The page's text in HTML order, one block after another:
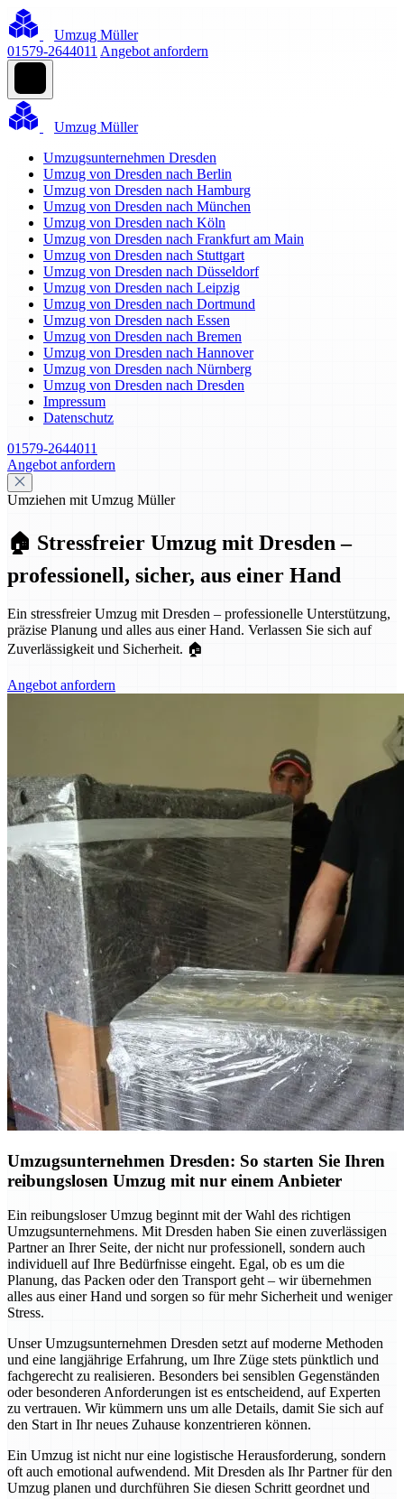
Umzug Müller
01579-2644011 Angebot anfordern
Umzug Müller
Umzugsunternehmen Dresden
Umzug von Dresden nach Berlin
Umzug von Dresden nach Hamburg
Umzug von Dresden nach München
Umzug von Dresden nach Köln
Umzug von Dresden nach Frankfurt am Main
Umzug von Dresden nach Stuttgart
Umzug von Dresden nach Düsseldorf
Umzug von Dresden nach Leipzig
Umzug von Dresden nach Dortmund
Umzug von Dresden nach Essen
Umzug von Dresden nach Bremen
Umzug von Dresden nach Hannover
Umzug von Dresden nach Nürnberg
Umzug von Dresden nach Dresden
Impressum
Datenschutz
01579-2644011
Angebot anfordern
Umziehen mit Umzug Müller
🏠 Stressfreier Umzug mit Dresden –
professionell, sicher, aus einer Hand
Ein stressfreier Umzug mit Dresden – professionelle Unterstützung,
präzise Planung und alles aus einer Hand. Verlassen Sie sich auf
Zuverlässigkeit und Sicherheit. 🏠
Angebot anfordern
Umzugsunternehmen Dresden: So starten Sie Ihren
reibungslosen Umzug mit nur einem Anbieter
Ein reibungsloser Umzug beginnt mit der Wahl des richtigen
Umzugsunternehmens. Mit Dresden haben Sie einen zuverlässigen
Partner an Ihrer Seite, der nicht nur professionell, sondern auch
individuell auf Ihre Bedürfnisse eingeht. Egal, ob es um die
Planung, das Packen oder den Transport geht – wir übernehmen
alles aus einer Hand und sorgen so für mehr Sicherheit und weniger
Stress.
Unser Umzugsunternehmen Dresden setzt auf moderne Methoden
und eine langjährige Erfahrung, um Ihre Züge stets pünktlich und
fachgerecht zu realisieren. Besonders bei sensiblen Gegenständen
oder besonderen Anforderungen ist es entscheidend, auf Experten
zu vertrauen. Wir kümmern uns um alle Details, damit Sie sich auf
den Start in Ihr neues Zuhause konzentrieren können.
Ein Umzug ist nicht nur eine logistische Herausforderung, sondern
oft auch emotional aufwendend. Mit Dresden als Ihr Partner für den
Umzug planen und durchführen Sie diesen Schritt geordnet und